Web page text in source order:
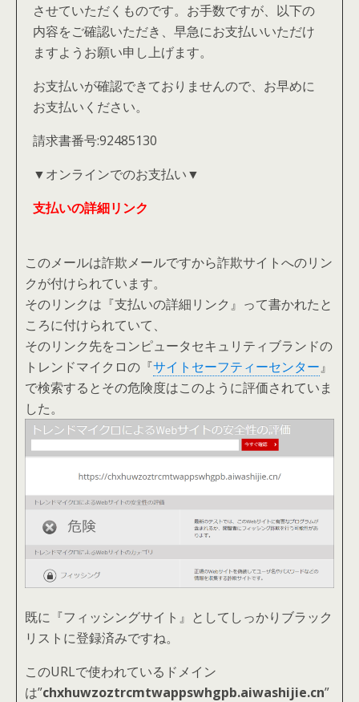
させていただくものです。お手数ですが、以下の
内容をご確認いただき、早急にお支払いいただけ
ますようお願い申し上げます。
お支払いが確認できておりませんので、お早めに
お支払いください。
請求書番号:92485130
▼オンラインでのお支払い▼
支払いの詳細リンク
このメールは詐欺メールですから詐欺サイトへのリン
クが付けられています。
そのリンクは『支払いの詳細リンク』って書かれたと
ころに付けられていて、
そのリンク先をコンピュータセキュリティブランドの
トレンドマイクロの『サイトセーフティーセンター』
で検索するとその危険度はこのように評価されていま
した。
既に『フィッシングサイト』としてしっかりブラック
リストに登録済みですね。
このURLで使われているドメイン
は”chxhuwzoztrcmtwappswhgpb.aiwashijie.cn”